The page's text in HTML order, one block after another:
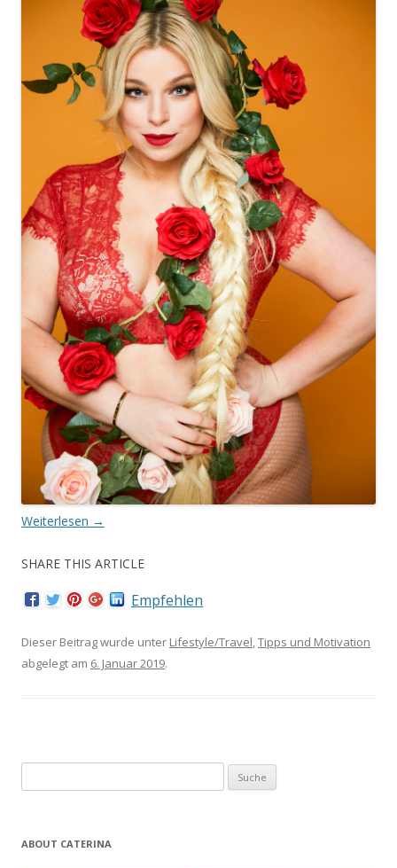
Weiterlesen →
SHARE THIS ARTICLE
Empfehlen
Dieser Beitrag wurde unter Lifestyle/Travel,Tipps und Motivation
abgelegt am 6. Januar 2019.
ABOUT CATERINA